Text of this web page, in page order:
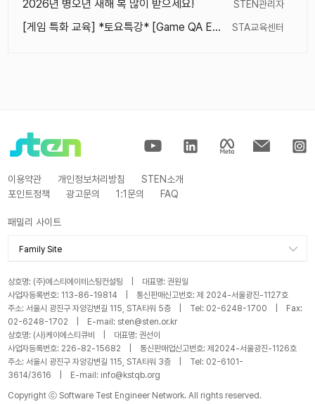
2026년 병오년 새해 복 많이 받으세요! STEN관리자
[게임 특화 교육] *토요특강* [Game QA Engineering] 원데이 클래스 STA교육센터
이용약관 개인정보처리방침
STEN소개
포인트정책
광고문의 1:1문의 FAQ
패밀리 사이트
Family Site
KSTQB
STA 블로그
KSTQB 블로그
STAY
상호명: (주)에스티에이테스팅컨설팅 | 대표명: 권원일
사업자등록번호: 113-86-19814 | 통신판매신고번호: 제 2024-서울광진-1127호
주소: 서울시 광진구 자양강변길 115, STA타워 5층 | Tel: 02-6248-1700 | Fax:
02-6248-1702 | E-mail: sten@sten.or.kr
상호명: (사)케이에스티큐비 | 대표명: 권선이
사업자등록번호: 226-82-15682 | 통신판매업신고번호: 제2024-서울광진-1126호
주소: 서울시 광진구 자양강변길 115, STA타워 3층 | Tel: 02-6101-
3614/3616 | E-mail: info@kstqb.org
Copyright ⓒ Software Test Engineer Network. All rights reserved.